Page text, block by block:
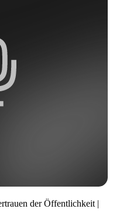
der Öffentlichkeit |